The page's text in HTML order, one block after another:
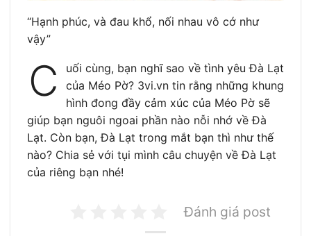
“Hạnh phúc, và đau khổ, nối nhau vô cớ như
vậy”
C
uối cùng, bạn nghĩ sao về tình yêu Đà Lạt
của Méo Pờ? 3vi.vn tin rằng những khung
hình đong đầy cảm xúc của Méo Pờ sẽ
giúp bạn nguôi ngoai phần nào nỗi nhớ về Đà
Lạt. Còn bạn, Đà Lạt trong mắt bạn thì như thế
nào? Chia sẻ với tụi mình câu chuyện về Đà Lạt
của riêng bạn nhé!
Đánh giá post